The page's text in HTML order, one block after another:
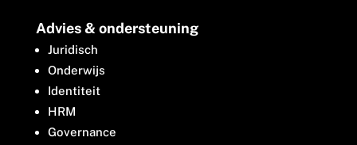
Advies & ondersteuning
Juridisch
Onderwijs
Identiteit
HRM
Governance